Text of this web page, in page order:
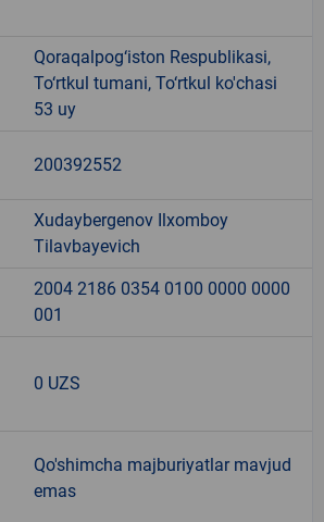
Qoraqalpog‘iston Respublikasi,
To‘rtkul tumani, To‘rtkul ko'chasi
53 uy
200392552
Xudaybergenov Ilxomboy
Tilavbayevich
2004 2186 0354 0100 0000 0000
001
0 UZS
Qo'shimcha majburiyatlar mavjud
emas